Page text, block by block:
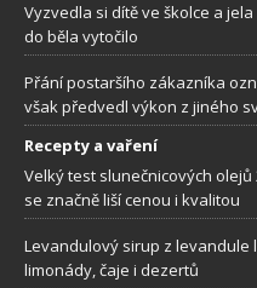
Vyzvedla si dítě ve školce a
do běla vytočilo
Přání postaršího zákazníka
však předvedl výkon z jiného
Recepty a vaření
Velký test slunečnicových
se značně liší cenou i kvalitou
Levandulový sirup z levandule
limonády, čaje i dezertů